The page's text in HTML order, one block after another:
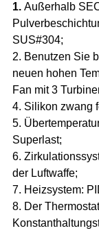
1. Außerhalb
SUS#304;
2. Benutzen Sie
neuen hohen
Fan mit 3
4. Silikon zwang
5.
Superlast;
6.
der Luftwaffe;
7. Heizsystem:
8. Der